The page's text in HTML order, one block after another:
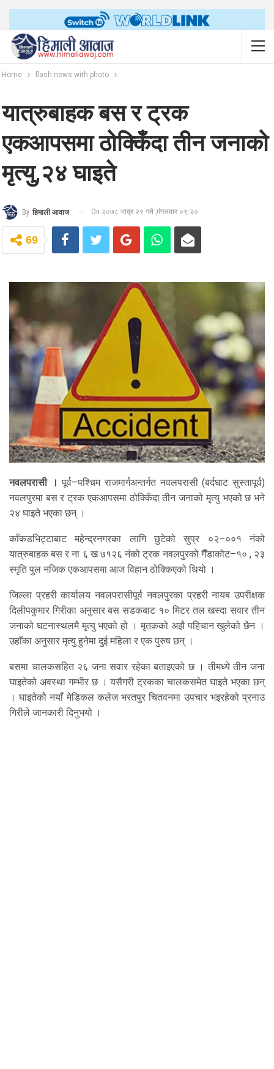
Home flash news with photo
यात्रुबाहक बस र ट्रक
एकआपसमा ठोक्किँदा तीन जनाको
मृत्यु,२४ घाइते
By हिमाली आवाज On २०७८ भाद्र २९ गते ,मंगलवार ०९:२०
69
नवलपरासी । पूर्व–पश्चिम राजमार्गअन्तर्गत नवलपरासी (बर्दघाट सुस्तापूर्व)
नवलपुरमा बस र ट्रक एकआपसमा ठोक्किँदा तीन जनाको मृत्यु भएको छ भने
२४ घाइते भएका छन् ।
काँकडभिट्टाबाट महेन्द्रनगरका लागि छुटेको सुप्र ०२–००१ नंको
यात्रुबाहक बस र ना ६ ख ७१२६ नंको ट्रक नवलपुरको गैँडाकोट–१० , २३
स्मृति पुल नजिक एकआपसमा आज विहान ठोक्किएको थियो ।
जिल्ला प्रहरी कार्यालय नवलपरासीपूर्व नवलपुरका प्रहरी नायब उपरीक्षक
दिलीपकुमार गिरीका अनुसार बस सडकबाट १० मिटर तल खस्दा सवार तीन
जनाको घटनास्थलमै मृत्यु भएको हो । मृतकको अझै पहिचान खुलेको छैन ।
उहाँका अनुसार मृत्यु हुनेमा दुई महिला र एक पुरुष छन् ।
बसमा चालकसहित २६ जना सवार रहेका बताइएको छ । तीमध्ये तीन जना
घाइतेको अवस्था गम्भीर छ । यसैगरी ट्रकका चालकसमेत घाइते भएका छन्
। घाइतेकोे नयाँ मेडिकल कलेज भरतपुर चितवनमा उपचार भइरहेको प्रनाउ
गिरीले जानकारी दिनुभयो ।